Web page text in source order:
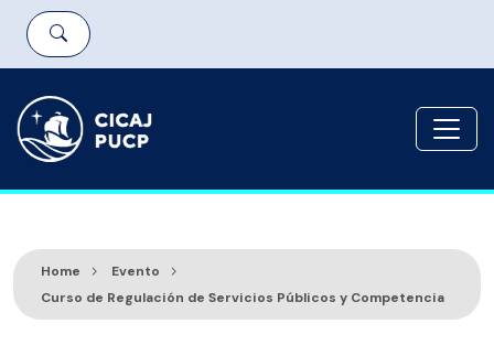
Home
Evento
Curso de Regulación de Servicios Públicos y Competencia